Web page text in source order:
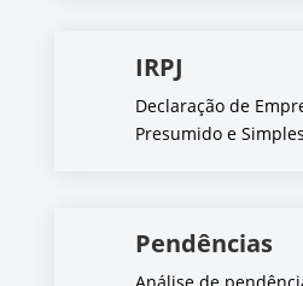
IRPJ
Declaração de
Presumido e
Pendências